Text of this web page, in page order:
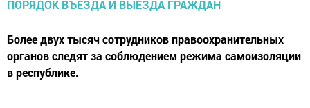
Более двух тысяч сотрудников правоохранительных
органов следят за соблюдением режима самоизоляции
в республике.